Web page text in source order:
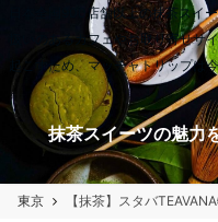
日本全国900店舗以上の抹茶スイ
扱いのあるカフェやお取り寄せサ
起こすため、マッチャトリップは
抹茶スイーツの魅力
東京